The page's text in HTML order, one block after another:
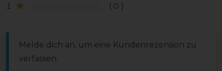
1
0
Melde dich an, um eine Kundenrezension zu
verfassen.